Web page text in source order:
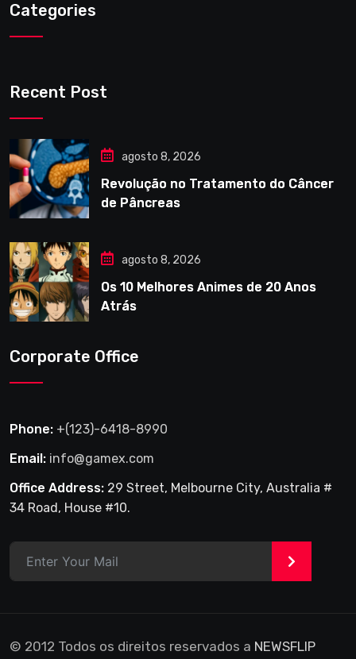
Categories
Recent Post
agosto 8, 2026
Revolução no Tratamento do Câncer
de Pâncreas
agosto 8, 2026
Os 10 Melhores Animes de 20 Anos
Atrás
Corporate Office
Phone: +(123)-6418-8990
Email: info@gamex.com
Office Address: 29 Street, Melbourne City, Australia #
34 Road, House #10.
>
© 2012 Todos os direitos reservados a NEWSFLIP